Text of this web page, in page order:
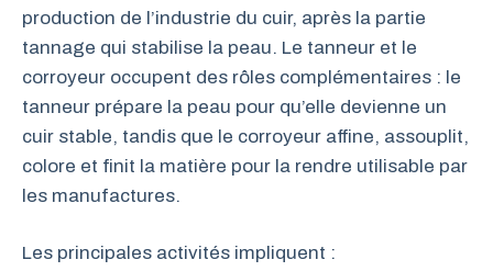
production de l’industrie du cuir, après la partie
tannage qui stabilise la peau. Le tanneur et le
corroyeur occupent des rôles complémentaires : le
tanneur prépare la peau pour qu’elle devienne un
cuir stable, tandis que le corroyeur affine, assouplit,
colore et finit la matière pour la rendre utilisable par
les manufactures.
Les principales activités impliquent :